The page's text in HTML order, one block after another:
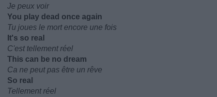
Je peux voir
You play dead once again
Tu joues le mort encore une fois
It's so real
C'est tellement réel
This can be no dream
Ca ne peut pas être un rêve
So real
Tellement réel